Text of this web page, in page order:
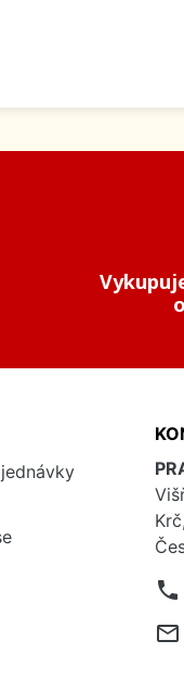
phone
mail_outline